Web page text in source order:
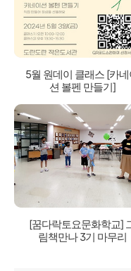
5월 원데이 클래스 [카네
션 볼펜 만들기]
[꿈다락토요문화학교]
림책만나 3기 마무리